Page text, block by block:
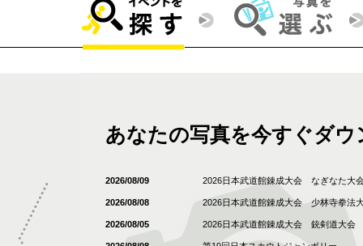
あなたの写真を今すぐダウ
2026/08/09 2026日本武道館錬成大会 なぎなた大
2026/08/08 2026日本武道館錬成大会 少林寺拳法
2026/08/05 2026日本武道館錬成大会 銃剣道大会